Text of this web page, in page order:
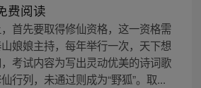
费阅读
首先要取得修仙资格，这一资格需
娘娘主持，每年举行一次，天下想
考试内容为写出灵动优美的诗词歌
行列，未通过则成为“野狐”。取...